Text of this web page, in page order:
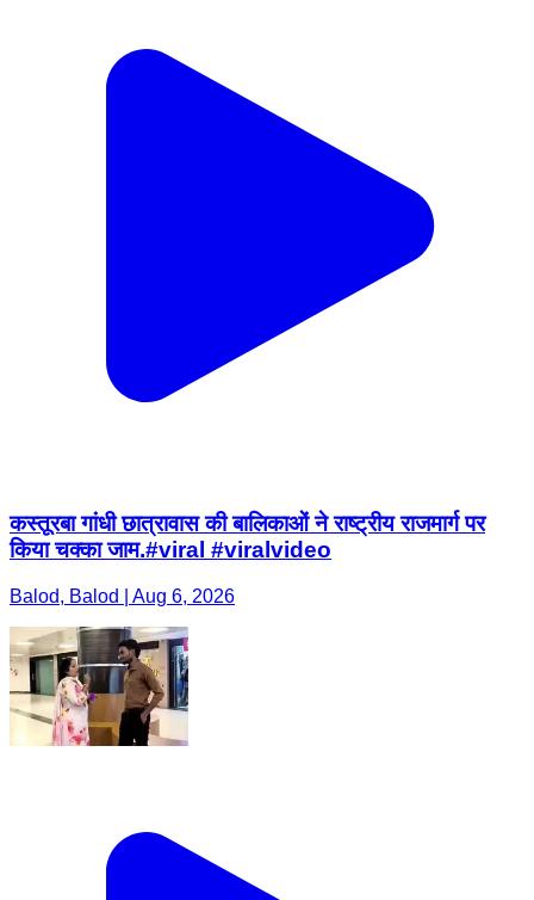
कस्तूरबा गांधी छात्रावास की बालिकाओं ने राष्ट्रीय राजमार्ग पर
किया चक्का जाम.#viral #viralvideo
Balod, Balod | Aug 6, 2026